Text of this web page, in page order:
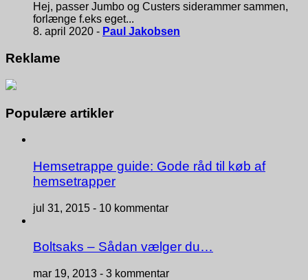
Hej, passer Jumbo og Custers siderammer sammen,
forlænge f.eks eget...
8. april 2020 - Paul Jakobsen
Reklame
Populære artikler
Hemsetrappe guide: Gode råd til køb af
hemsetrapper
jul 31, 2015 - 10 kommentar
Boltsaks – Sådan vælger du…
mar 19, 2013 - 3 kommentar